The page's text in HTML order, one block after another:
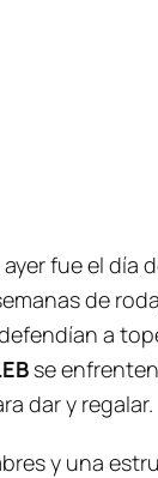
fue el día
de
a
se
dar y regalar.
y una